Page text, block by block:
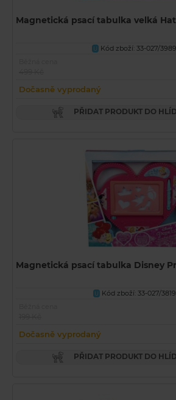
Magnetická psací tabulka velká
U
Kód zboží: 33-027/
Dočasně vyprodaný
PŘIDAT PRODUKT DO
Magnetická psací tabulka Disney
U Kód zboží: 33-027/
Dočasně vyprodaný
PŘIDAT PRODUKT DO